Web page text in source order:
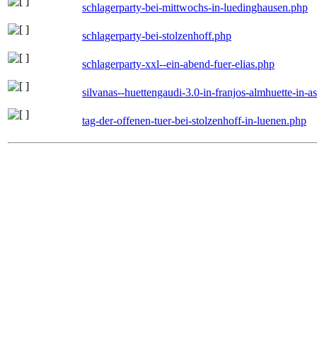
schlagerparty-bei-mittwochs-in-luedinghausen.php
schlagerparty-bei-stolzenhoff.php
schlagerparty-xxl--ein-abend-fuer-elias.php
silvanas--huettengaudi-3.0-in-franjos-almhuette-in-
tag-der-offenen-tuer-bei-stolzenhoff-in-luenen.php